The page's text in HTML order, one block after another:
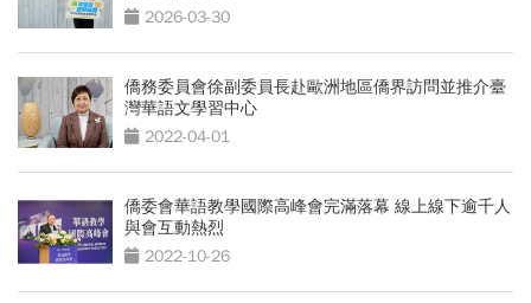
2026-03-30
僑務委員會徐副委員長赴歐洲地區僑界訪問並推介臺
灣華語文學習中心
2022-04-01
僑委會華語教學國際高峰會完滿落幕 線上線下逾千人
與會互動熱烈
2022-10-26